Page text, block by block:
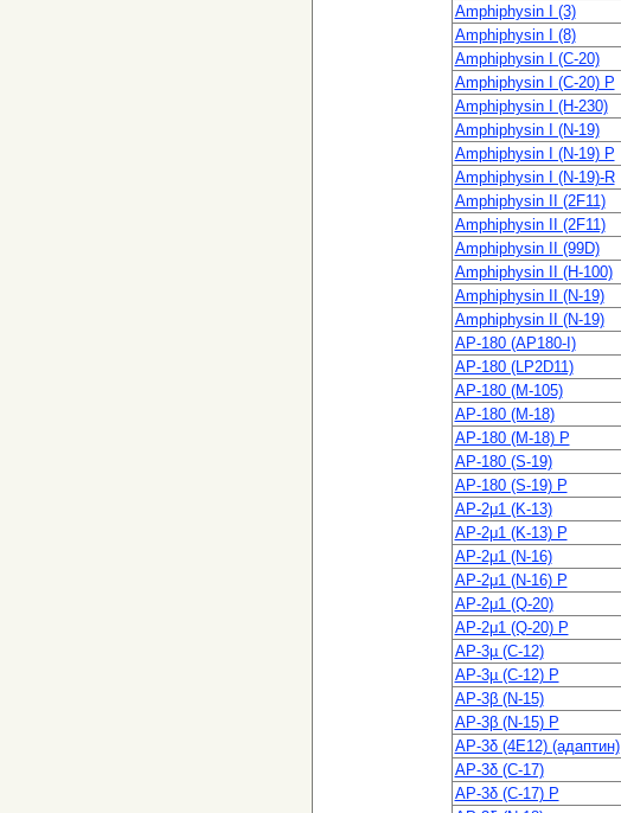
Amphiphysin I (3)
Amphiphysin I (8)
Amphiphysin I (C-20)
Amphiphysin I (C-20) P
Amphiphysin I (H-230)
Amphiphysin I (N-19)
Amphiphysin I (N-19) P
Amphiphysin I (N-19)-R
Amphiphysin II (2F11)
Amphiphysin II (2F11)
Amphiphysin II (99D)
Amphiphysin II (H-100)
Amphiphysin II (N-19)
Amphiphysin II (N-19)
AP-180 (AP180-I)
AP-180 (LP2D11)
AP-180 (M-105)
AP-180 (M-18)
AP-180 (M-18) P
AP-180 (S-19)
AP-180 (S-19) P
AP-2μ1 (K-13)
AP-2μ1 (K-13) P
AP-2μ1 (N-16)
AP-2μ1 (N-16) P
AP-2μ1 (Q-20)
AP-2μ1 (Q-20) P
AP-3µ (C-12)
AP-3µ (C-12) P
AP-3β (N-15)
AP-3β (N-15) P
AP-3δ (4E12) (адаптин)
AP-3δ (C-17)
AP-3δ (C-17) P